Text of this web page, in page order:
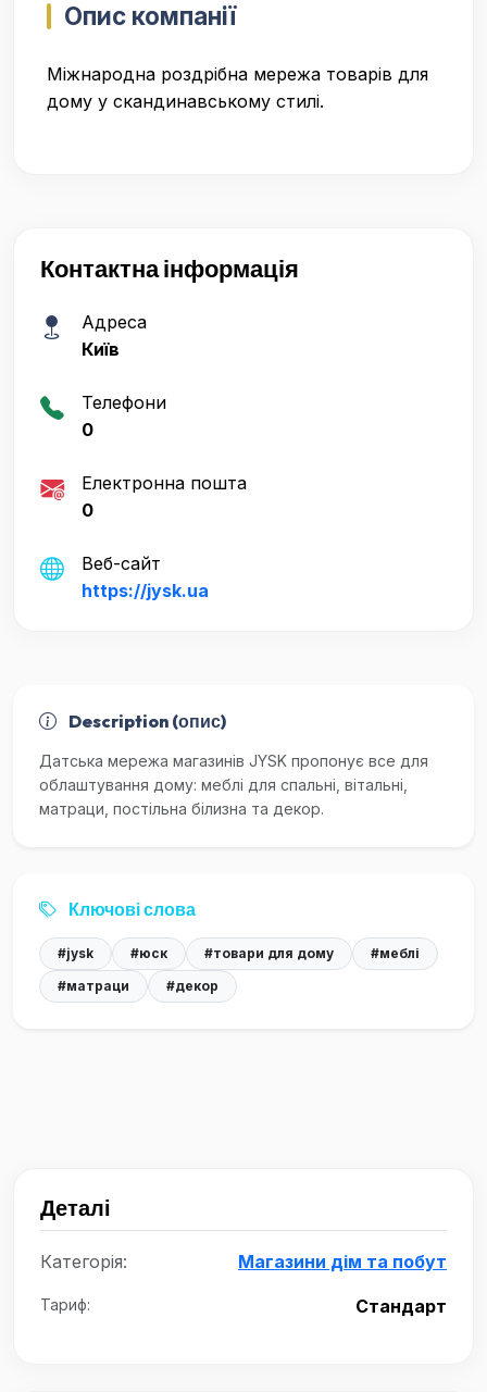
Опис компанії
Міжнародна роздрібна мережа товарів для
дому у скандинавському стилі.
Контактна інформація
Адреса
Київ
Телефони
0
Електронна пошта
0
Веб-сайт
https://jysk.ua
Description (опис)
Датська мережа магазинів JYSK пропонує все для
облаштування дому: меблі для спальні, вітальні,
матраци, постільна білизна та декор.
Ключові слова
#jysk #юск #товари для дому
#меблі
#матраци
#декор
Деталі
Категорія: Магазини дім та побут
Тариф: Стандарт